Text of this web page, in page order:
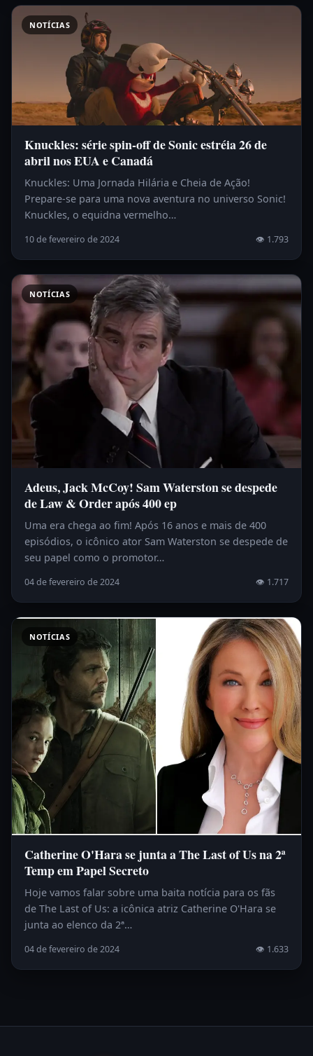
NOTÍCIAS
Knuckles: série spin-off de Sonic estréia 26 de
abril nos EUA e Canadá
Knuckles: Uma Jornada Hilária e Cheia de Ação!
Prepare-se para uma nova aventura no universo Sonic!
Knuckles, o equidna vermelho…
10 de fevereiro de 2024 👁 1.793
NOTÍCIAS
Adeus, Jack McCoy! Sam Waterston se despede
de Law & Order após 400 ep
Uma era chega ao fim! Após 16 anos e mais de 400
episódios, o icônico ator Sam Waterston se despede de
seu papel como o promotor…
04 de fevereiro de 2024 👁 1.717
NOTÍCIAS
Catherine O'Hara se junta a The Last of Us na 2ª
Temp em Papel Secreto
Hoje vamos falar sobre uma baita notícia para os fãs
de The Last of Us: a icônica atriz Catherine O'Hara se
junta ao elenco da 2ª…
04 de fevereiro de 2024 👁 1.633